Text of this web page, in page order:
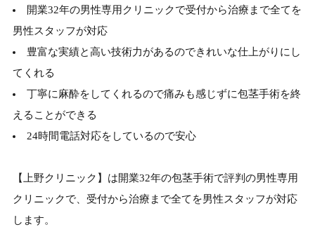
開業32年の男性専用クリニックで受付から治療まで全てを
男性スタッフが対応
豊富な実績と高い技術力があるのできれいな仕上がりにし
てくれる
丁寧に麻酔をしてくれるので痛みも感じずに包茎手術を終
えることができる
24時間電話対応をしているので安心
【上野クリニック】は開業32年の包茎手術で評判の男性専用
クリニックで、受付から治療まで全てを男性スタッフが対応
します。